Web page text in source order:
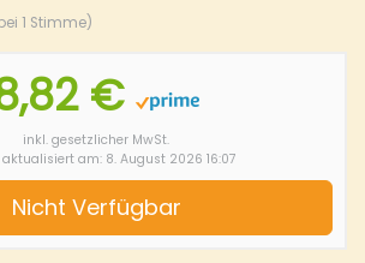
1 Stimme)
€
inkl. gesetzlicher MwSt.
am: 8. August 2026 16:07
Nicht Verfügbar